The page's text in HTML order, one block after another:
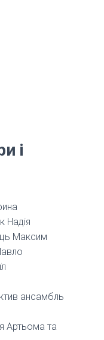
і
Надія
Максим
ансамбль
Артьома та